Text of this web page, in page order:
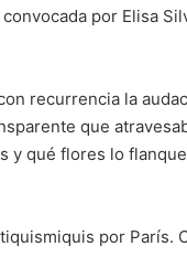
por Elisa
recurrencia la
que
qué flores lo
por París.